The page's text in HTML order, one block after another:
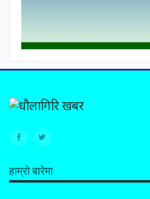
हाम्रो बारेमा